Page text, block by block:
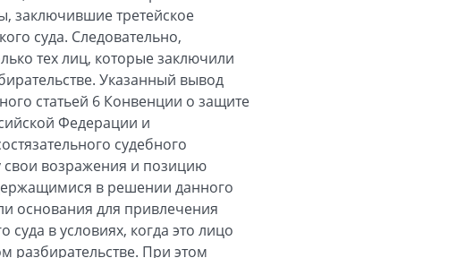
заключившие третейское
суда. Следовательно,
тех лиц, которые заключили
Указанный вывод
статьей 6 Конвенции о защите
Федерации и
судебного
свои возражения и позицию
в решении данного
основания для привлечения
в условиях, когда это лицо
разбирательстве. При этом